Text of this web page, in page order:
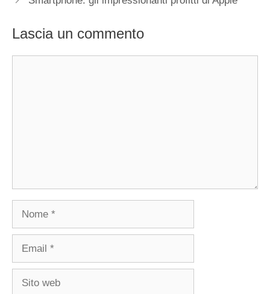
Lascia un commento
Nome
Email
Sito